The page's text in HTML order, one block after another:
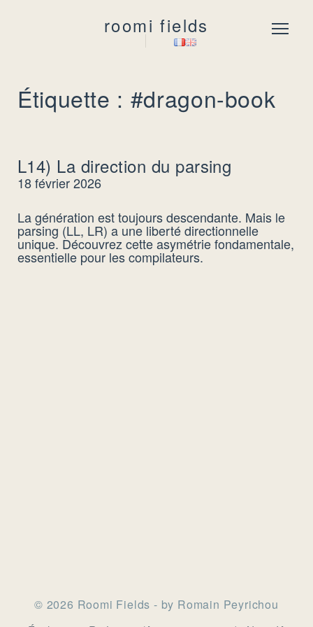
roomi fields Menu
Étiquette : #dragon-book
L14) La direction du parsing
18 février 2026
La génération est toujours descendante. Mais le
parsing (LL, LR) a une liberté directionnelle
unique. Découvrez cette asymétrie fondamentale,
essentielle pour les compilateurs.
© 2026 Roomi Fields - by Romain Peyrichou